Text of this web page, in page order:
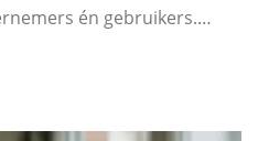
én gebruikers.…